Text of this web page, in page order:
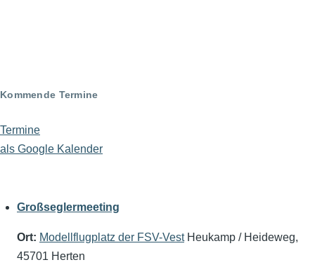
Kommende Termine
Termine
als Google Kalender
Großseglermeeting
Ort: Modellflugplatz der FSV-VestHeukamp / Heideweg,
45701 Herten